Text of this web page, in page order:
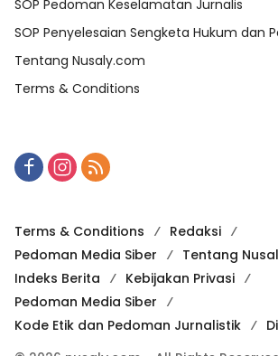
SOP Pedoman Keselamatan Jurnalis
SOP Penyelesaian Sengketa Hukum dan
Tentang Nusaly.com
Terms & Conditions
Terms & Conditions
Redaksi
Pedoman Media Siber
Tentang
Indeks Berita
Kebijakan Privasi
Pedoman Media Siber
Kode Etik dan Pedoman Jurnalistik